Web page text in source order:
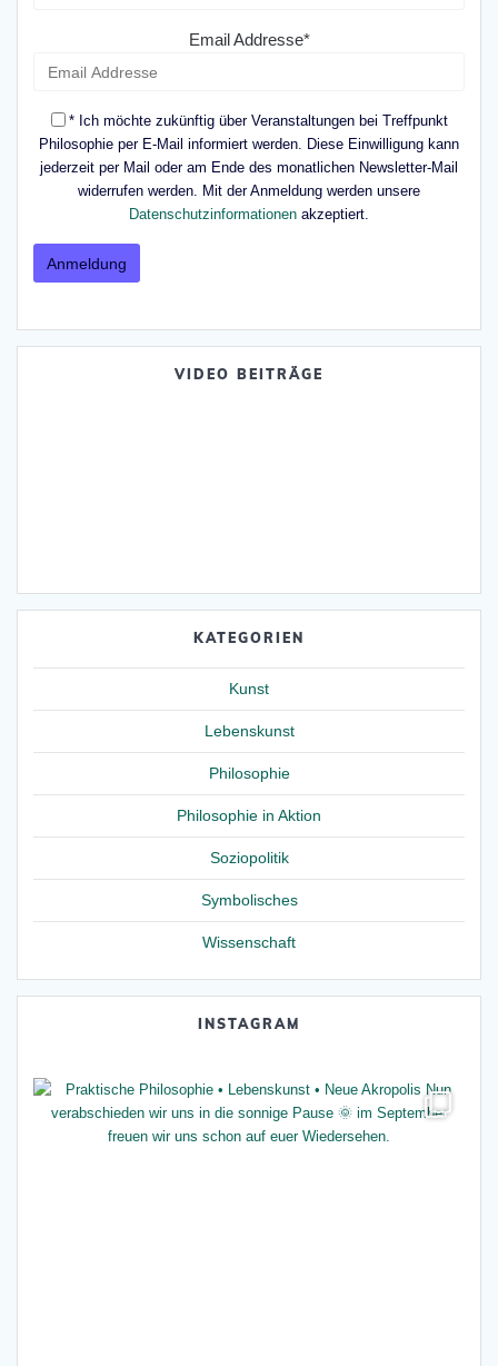
Email Addresse*
* Ich möchte zukünftig über Veranstaltungen bei Treffpunkt
Philosophie per E-Mail informiert werden. Diese Einwilligung kann
jederzeit per Mail oder am Ende des monatlichen Newsletter-Mail
widerrufen werden. Mit der Anmeldung werden unsere
Datenschutzinformationen akzeptiert.
VIDEO BEITRÄGE
KATEGORIEN
Kunst
Lebenskunst
Philosophie
Philosophie in Aktion
Soziopolitik
Symbolisches
Wissenschaft
INSTAGRAM